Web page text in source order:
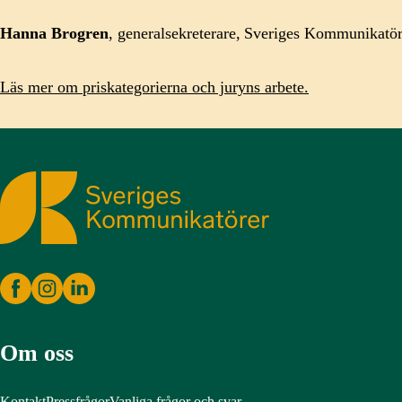
Hanna Brogren, generalsekreterare, Sveriges
Läs mer om priskategorierna och juryns arbete.
Sveriges Kommunikatörer
Om oss